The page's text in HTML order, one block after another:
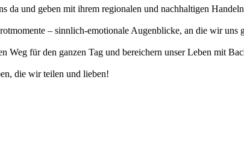
und geben mit ihrem regionalen und nachhaltigen
– sinnlich-emotionale Augenblicke, an die wir uns
für den ganzen Tag und bereichern unser Leben mit
die wir teilen und lieben!